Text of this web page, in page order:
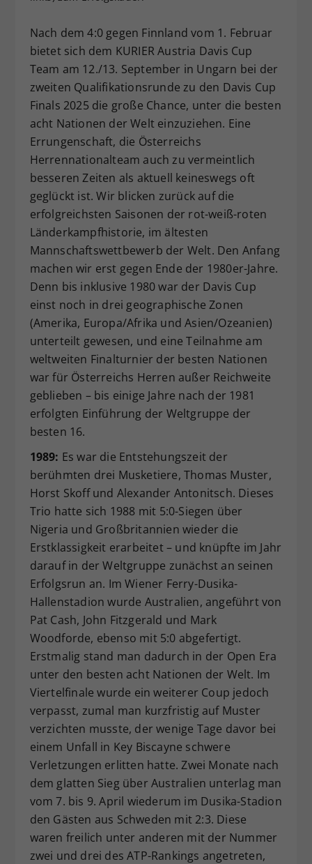
Nach dem 4:0 gegen Finnland vom 1. Februar
bietet sich dem KURIER Austria Davis Cup
Team am 12./13. September in Ungarn bei der
zweiten Qualifikationsrunde zu den Davis Cup
Finals 2025 die große Chance, unter die besten
acht Nationen der Welt einzuziehen. Eine
Errungenschaft, die Österreichs
Herrennationalteam auch zu vermeintlich
besseren Zeiten als aktuell keineswegs oft
geglückt ist. Wir blicken zurück auf die
erfolgreichsten Saisonen der rot-weiß-roten
Länderkampfhistorie, im ältesten
Mannschaftswettbewerb der Welt. Den Anfang
machen wir erst gegen Ende der 1980er-Jahre.
Denn bis inklusive 1980 war der Davis Cup
einst noch in drei geographische Zonen
(Amerika, Europa/Afrika und Asien/Ozeanien)
unterteilt gewesen, und eine Teilnahme am
weltweiten Finalturnier der besten Nationen
war für Österreichs Herren außer Reichweite
geblieben – bis einige Jahre nach der 1981
erfolgten Einführung der Weltgruppe der
besten 16.
1989: Es war die Entstehungszeit der
berühmten drei Musketiere, Thomas Muster,
Horst Skoff und Alexander Antonitsch. Dieses
Trio hatte sich 1988 mit 5:0-Siegen über
Nigeria und Großbritannien wieder die
Erstklassigkeit erarbeitet – und knüpfte im Jahr
darauf in der Weltgruppe zunächst an seinen
Erfolgsrun an. Im Wiener Ferry-Dusika-
Hallenstadion wurde Australien, angeführt von
Pat Cash, John Fitzgerald und Mark
Woodforde, ebenso mit 5:0 abgefertigt.
Erstmalig stand man dadurch in der Open Era
unter den besten acht Nationen der Welt. Im
Viertelfinale wurde ein weiterer Coup jedoch
verpasst, zumal man kurzfristig auf Muster
verzichten musste, der wenige Tage davor bei
einem Unfall in Key Biscayne schwere
Verletzungen erlitten hatte. Zwei Monate nach
dem glatten Sieg über Australien unterlag man
vom 7. bis 9. April wiederum im Dusika-Stadion
den Gästen aus Schweden mit 2:3. Diese
waren freilich unter anderen mit der Nummer
zwei und drei des ATP-Rankings angetreten,
Zweck
Einstellungen. Unter anderem eine
zufällig generierte ID, für die
historische Speicherung Ihrer
vorgenommen Einstellungen, falls der
Webseiten-Betreiber dies eingestellt
hat.